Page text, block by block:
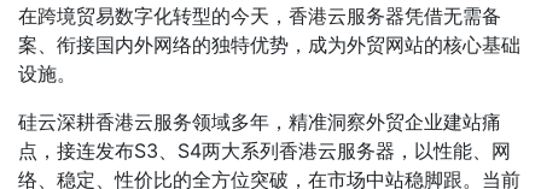
在跨境贸易数字化转型的今天，香港云服务器凭借无需备
案、衔接国内外网络的独特优势，成为外贸网站的核心基础
设施。
硅云深耕香港云服务领域多年，精准洞察外贸企业建站痛
点，接连发布S3、S4两大系列香港云服务器，以性能、网
络、稳定、性价比的全方位突破，在市场中站稳脚跟。当前